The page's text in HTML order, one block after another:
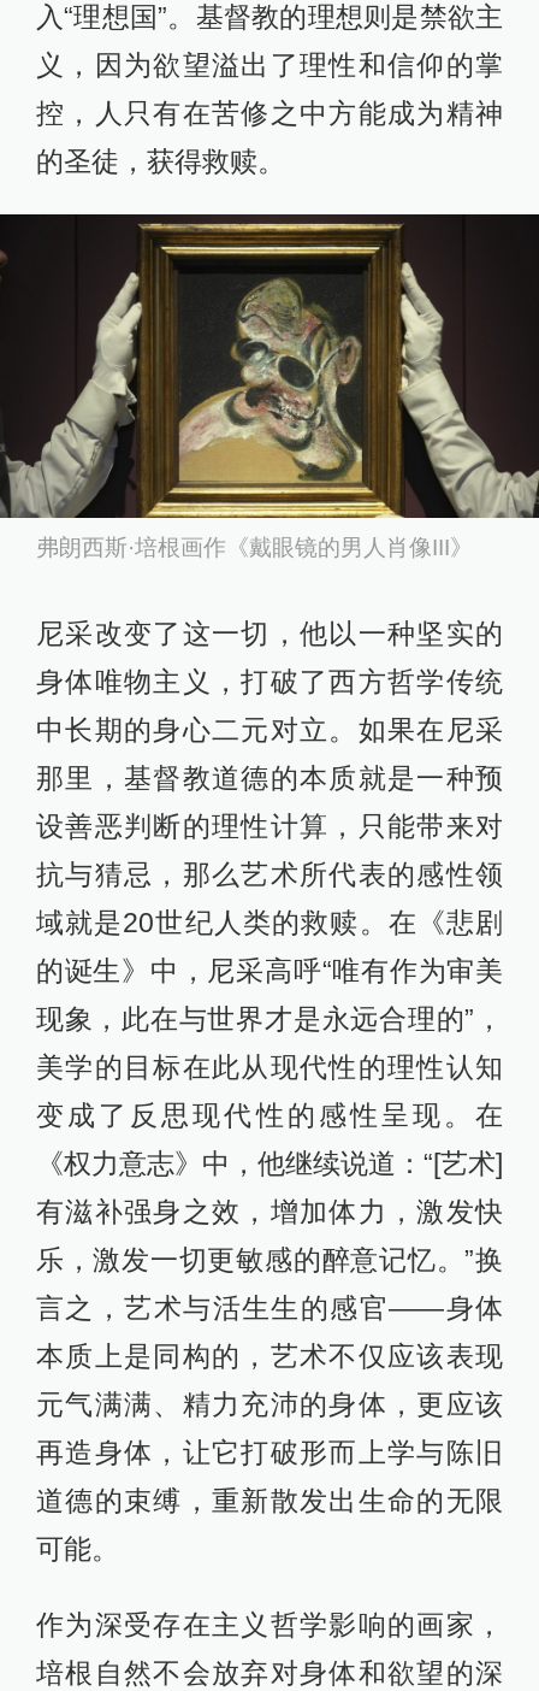
入“理想国”。基督教的理想则是禁欲主
义，因为欲望溢出了理性和信仰的掌
控，人只有在苦修之中方能成为精神
的圣徒，获得救赎。
弗朗西斯·培根画作《戴眼镜的男人肖像III》
尼采改变了这一切，他以一种坚实的
身体唯物主义，打破了西方哲学传统
中长期的身心二元对立。如果在尼采
那里，基督教道德的本质就是一种预
设善恶判断的理性计算，只能带来对
抗与猜忌，那么艺术所代表的感性领
域就是20世纪人类的救赎。在《悲剧
的诞生》中，尼采高呼“唯有作为审美
现象，此在与世界才是永远合理的”，
美学的目标在此从现代性的理性认知
变成了反思现代性的感性呈现。在
《权力意志》中，他继续说道：“[艺术]
有滋补强身之效，增加体力，激发快
乐，激发一切更敏感的醉意记忆。”换
言之，艺术与活生生的感官——身体
本质上是同构的，艺术不仅应该表现
元气满满、精力充沛的身体，更应该
再造身体，让它打破形而上学与陈旧
道德的束缚，重新散发出生命的无限
可能。
作为深受存在主义哲学影响的画家，
培根自然不会放弃对身体和欲望的深